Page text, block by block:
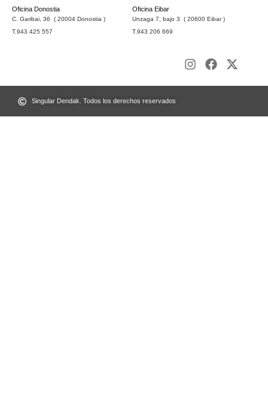
Oficina Donostia
C. Garibai, 36 ( 20004 Donostia )
T.943 425 557
Oficina Eibar
Unzaga 7, bajo 3 ( 20600 Eibar )
T.943 206 669
Singular Dendak. Todos los derechos reservados